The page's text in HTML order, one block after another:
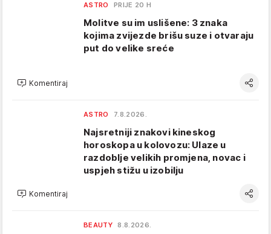
ASTRO PRIJE 20 H
Molitve su im uslišene: 3 znaka
kojima zvijezde brišu suze i otvaraju
put do velike sreće
Komentiraj
ASTRO 7.8.2026.
Najsretniji znakovi kineskog
horoskopa u kolovozu: Ulaze u
razdoblje velikih promjena, novac i
uspjeh stižu u izobilju
Komentiraj
BEAUTY 8.8.2026.